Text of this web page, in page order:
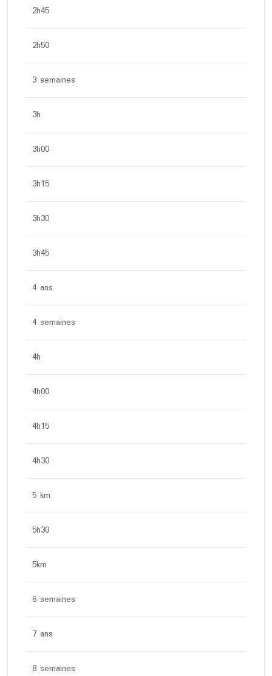
2h45
2h50
3 semaines
3h
3h00
3h15
3h30
3h45
4 ans
4 semaines
4h
4h00
4h15
4h30
5 km
5h30
5km
6 semaines
7 ans
8 semaines